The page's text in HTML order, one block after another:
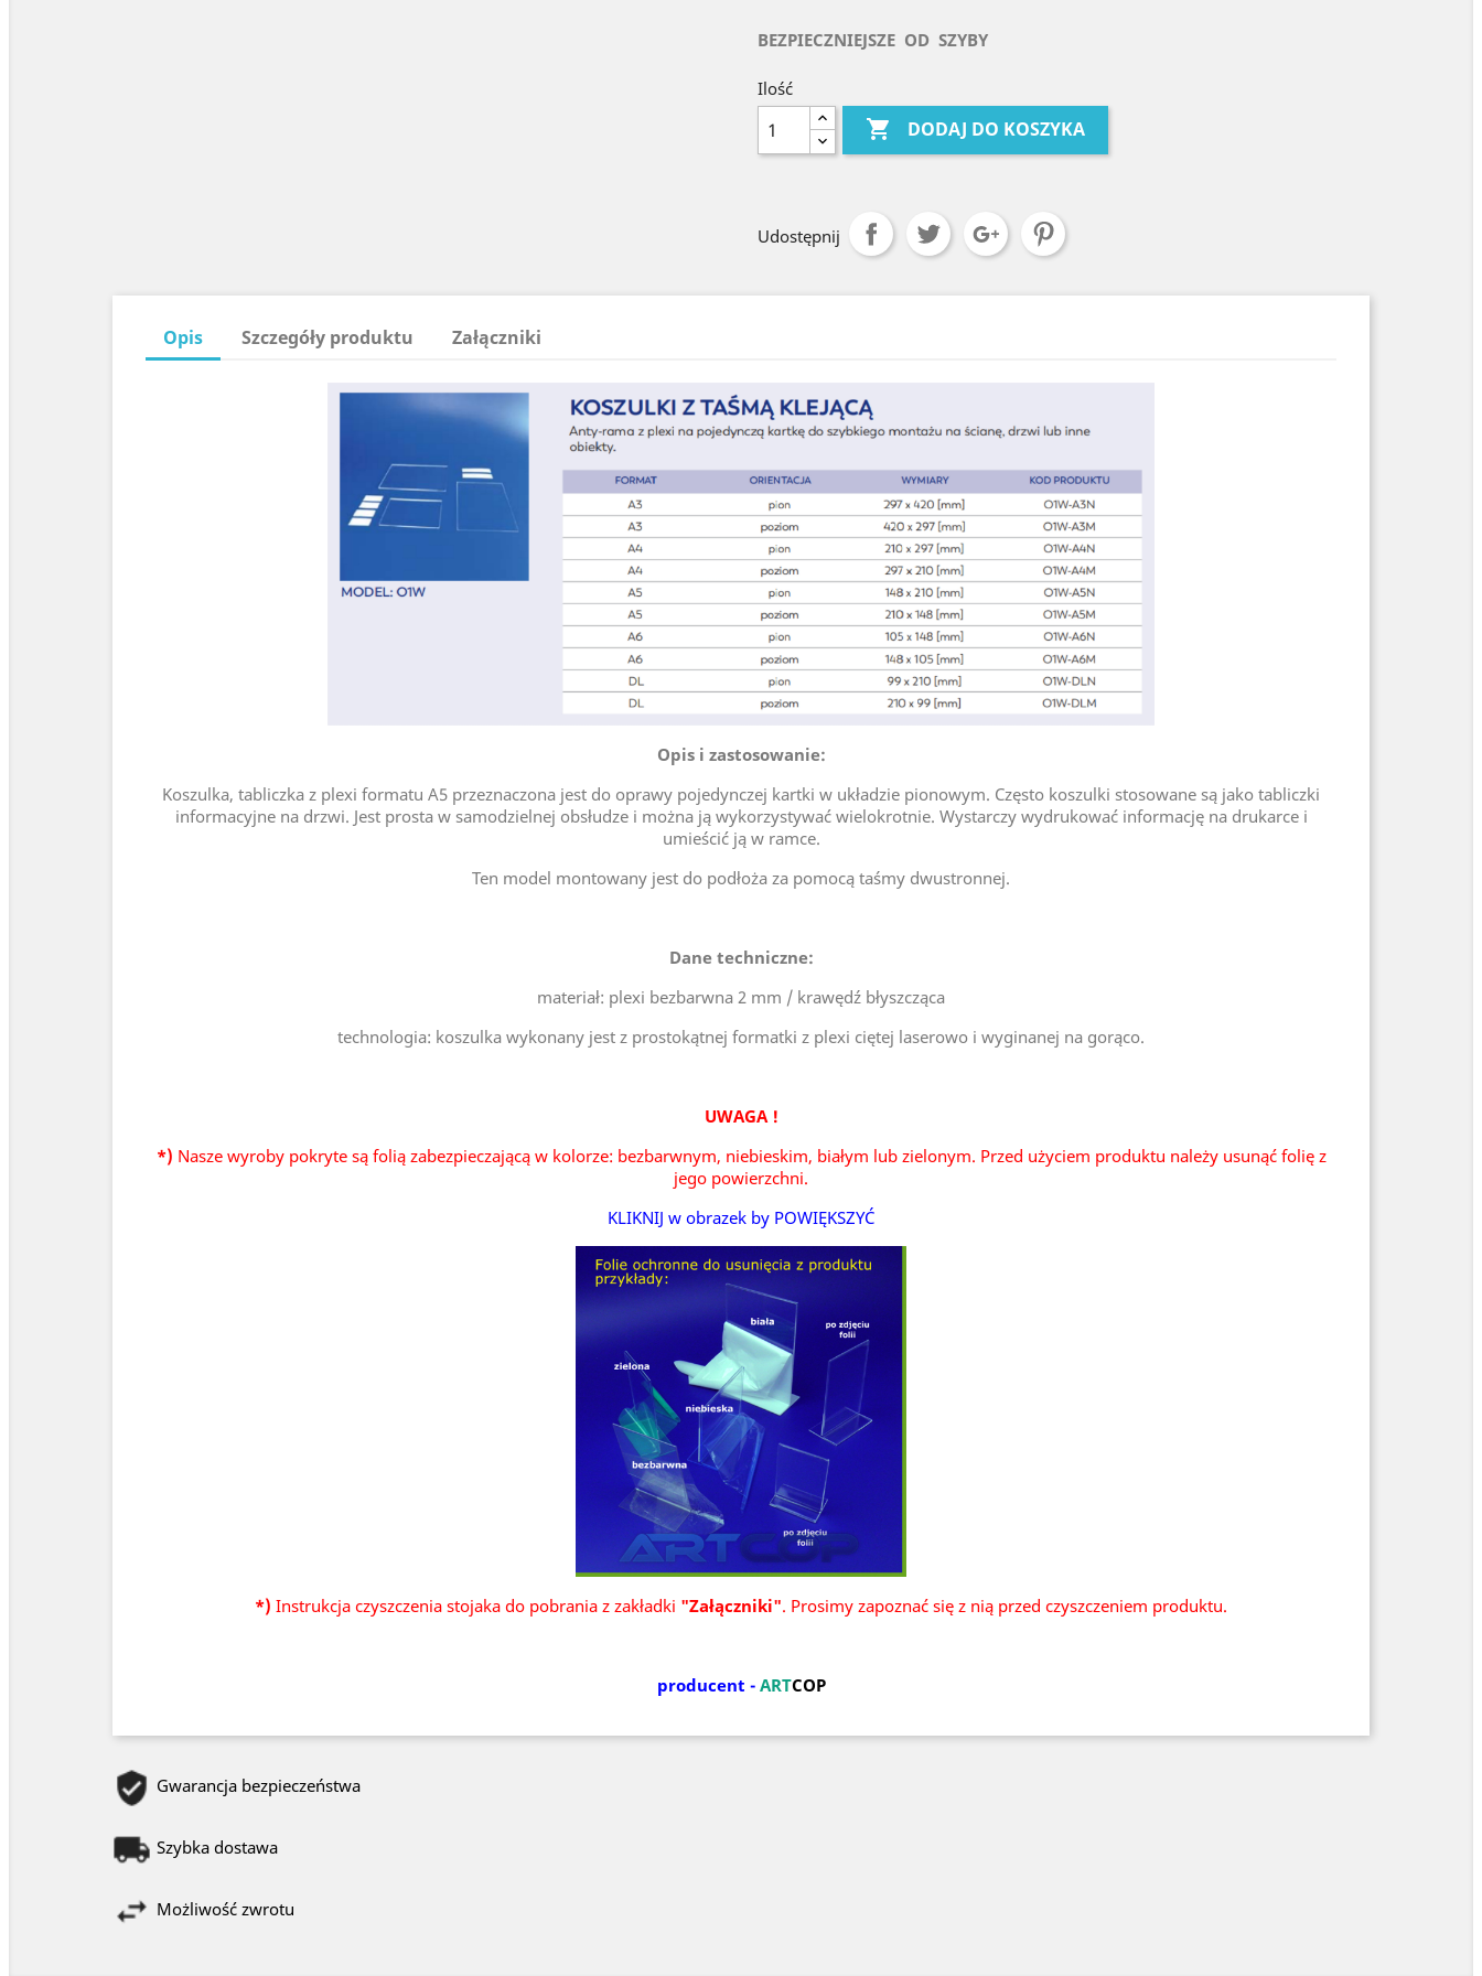
BEZPIECZNIEJSZE OD SZYBY
Ilość
 DODAJ DO KOSZYKA
Udostępnij
Opis Szczegóły produktu Załączniki
Opis i zastosowanie:
Koszulka, tabliczka z plexi formatu A5 przeznaczona jest do oprawy pojedynczej kartki w układzie pionowym. Często koszulki stosowane są jako tabliczki
informacyjne na drzwi. Jest prosta w samodzielnej obsłudze i można ją wykorzystywać wielokrotnie. Wystarczy wydrukować informację na drukarce i
umieścić ją w ramce.
Ten model montowany jest do podłoża za pomocą taśmy dwustronnej.
Dane techniczne:
materiał: plexi bezbarwna 2 mm / krawędź błyszcząca
technologia: koszulka wykonany jest z prostokątnej formatki z plexi ciętej laserowo i wyginanej na gorąco.
UWAGA !
*) Nasze wyroby pokryte są folią zabezpieczającą w kolorze: bezbarwnym, niebieskim, białym lub zielonym. Przed użyciem produktu należy usunąć folię z
jego powierzchni.
KLIKNIJ w obrazek by POWIĘKSZYĆ
*) Instrukcja czyszczenia stojaka do pobrania z zakładki "Załączniki". Prosimy zapoznać się z nią przed czyszczeniem produktu.
producent - ARTCOP
Gwarancja bezpieczeństwa
Szybka dostawa
Możliwość zwrotu